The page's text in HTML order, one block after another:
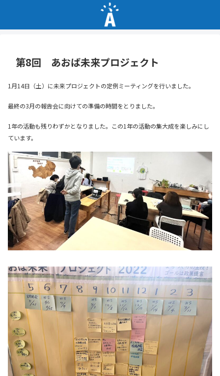
第8回 あおば未来プロジェクト
1月14日（土）に未来プロジェクトの定例ミーティングを行いました。
最終の3月の報告会に向けての準備の時間をとりました。
1年の活動も残りわずかとなりました。この1年の活動の集大成を楽しみにし
ています。